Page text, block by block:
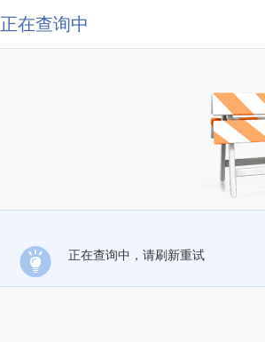
正在查询中
正在查询中，请刷新重试